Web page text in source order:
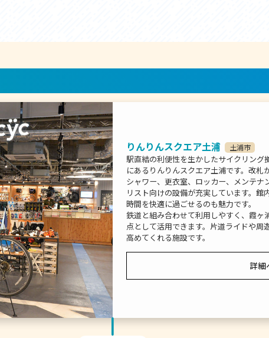
りんりんスクエア土浦 土浦市
駅直結の利便性を生かしたサイクリン
にあるりんりんスクエア土浦です。改札
シャワー、更衣室、ロッカー、メンテナ
リスト向けの設備が充実しています。
時間を快適に過ごせるのも魅力です。
鉄道と組み合わせて利用しやすく、霞
点として活用できます。片道ライドや周
高めてくれる施設です。
詳細